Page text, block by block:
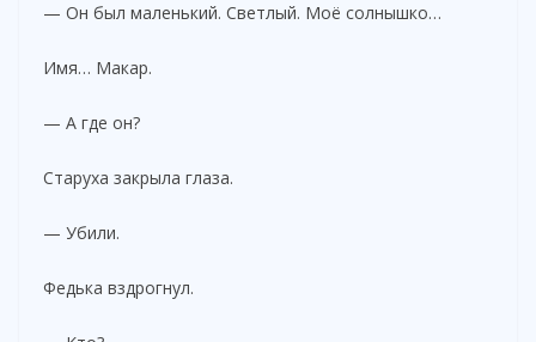
— Он был маленький. Светлый. Моё солнышко…
Имя… Макар.
— А где он?
Старуха закрыла глаза.
— Убили.
Федька вздрогнул.